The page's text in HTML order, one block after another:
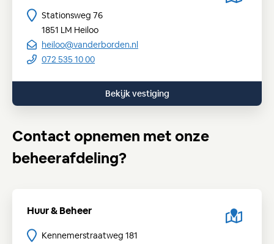
Stationsweg 76
1851 LM Heiloo
heiloo@vanderborden.nl
072 535 10 00
Bekijk vestiging
Contact opnemen met onze
beheerafdeling?
Huur & Beheer
Kennemerstraatweg 181